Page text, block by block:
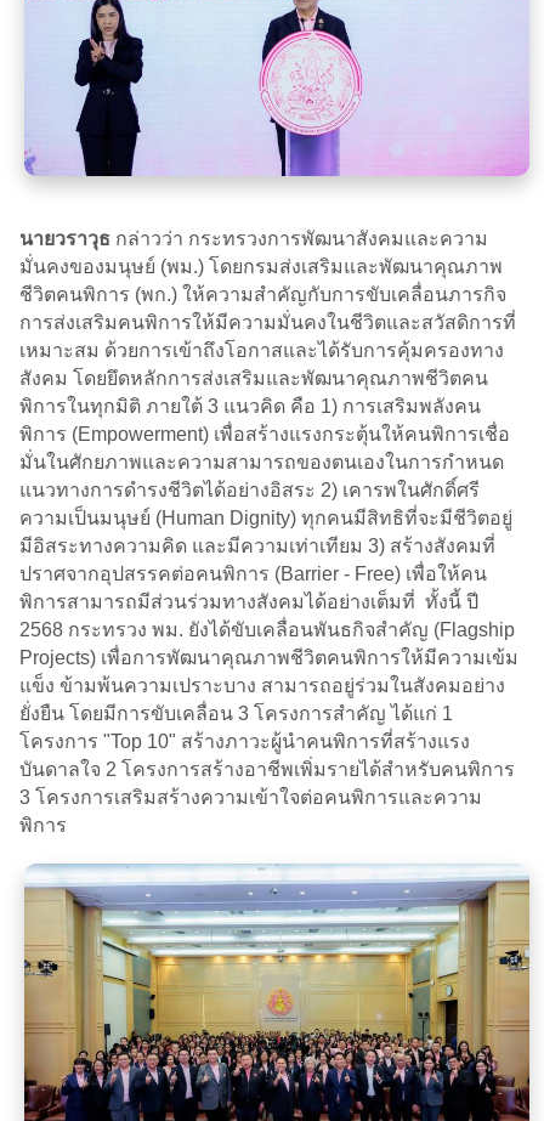
นายวราวุธ กล่าวว่า กระทรวงการพัฒนาสังคมและความ
มั่นคงของมนุษย์ (พม.) โดยกรมส่งเสริมและพัฒนาคุณภาพ
ชีวิตคนพิการ (พก.) ให้ความสำคัญกับการขับเคลื่อนภารกิจ
การส่งเสริมคนพิการให้มีความมั่นคงในชีวิตและสวัสดิการที่
เหมาะสม ด้วยการเข้าถึงโอกาสและได้รับการคุ้มครองทาง
สังคม โดยยึดหลักการส่งเสริมและพัฒนาคุณภาพชีวิตคน
พิการในทุกมิติ ภายใต้ 3 แนวคิด คือ 1) การเสริมพลังคน
พิการ (Empowerment) เพื่อสร้างแรงกระตุ้นให้คนพิการเชื่อ
มั่นในศักยภาพและความสามารถของตนเองในการกำหนด
แนวทางการดำรงชีวิตได้อย่างอิสระ 2) เคารพในศักดิ์ศรี
ความเป็นมนุษย์ (Human Dignity) ทุกคนมีสิทธิที่จะมีชีวิตอยู่
มีอิสระทางความคิด และมีความเท่าเทียม 3) สร้างสังคมที่
ปราศจากอุปสรรคต่อคนพิการ (Barrier - Free) เพื่อให้คน
พิการสามารถมีส่วนร่วมทางสังคมได้อย่างเต็มที่ ทั้งนี้ ปี
2568 กระทรวง พม. ยังได้ขับเคลื่อนพันธกิจสำคัญ (Flagship
Projects) เพื่อการพัฒนาคุณภาพชีวิตคนพิการให้มีความเข้ม
แข็ง ข้ามพ้นความเปราะบาง สามารถอยู่ร่วมในสังคมอย่าง
ยั่งยืน โดยมีการขับเคลื่อน 3 โครงการสำคัญ ได้แก่ 1
โครงการ "Top 10" สร้างภาวะผู้นำคนพิการที่สร้างแรง
บันดาลใจ 2 โครงการสร้างอาชีพเพิ่มรายได้สำหรับคนพิการ
3 โครงการเสริมสร้างความเข้าใจต่อคนพิการและความ
พิการ